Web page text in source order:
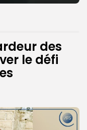
des
le défi